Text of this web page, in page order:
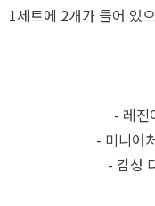
1세트에 2개가 들어 있
- 레진
- 미니어
- 감성